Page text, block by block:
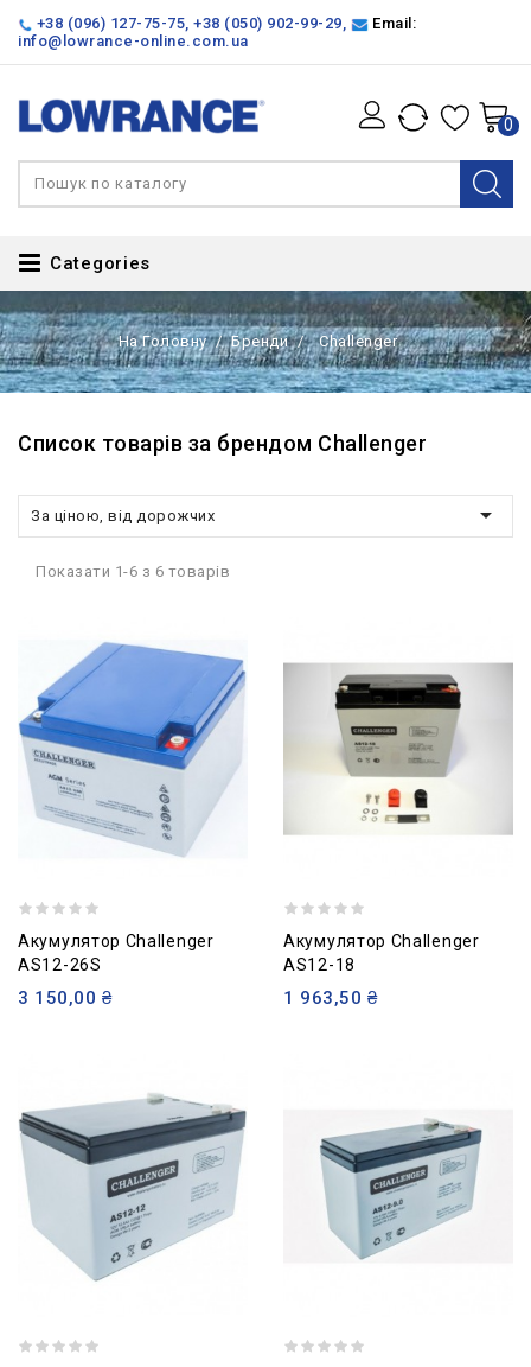
+38 (096) 127-75-75, +38 (050) 902-99-29,
Email:
info@lowrance-online.com.ua
0
Categories
На Головну Бренди Challenger
Список товарів за брендом Challenger
За ціною, від дорожчих 
Показати 1-6 з 6 товарів
Акумулятор Challenger
AS12-26S
3 150,00 ₴
Акумулятор Challenger
AS12-18
1 963,50 ₴